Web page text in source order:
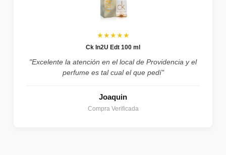
★★★★★
Ck In2U Edt 100 ml
"Excelente la atención en el local de Providencia y el
perfume es tal cual el que pedí"
Joaquin
Compra Verificada